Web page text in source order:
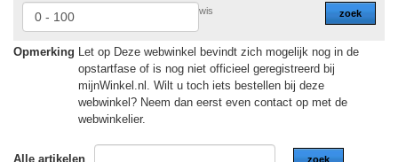
▼
zoek
wis
Opmerking Let op Deze webwinkel bevindt zich mogelijk nog in de
opstartfase of is nog niet officieel geregistreerd bij
mijnWinkel.nl. Wilt u toch iets bestellen bij deze
webwinkel? Neem dan eerst even contact op met de
webwinkelier.
Alle artikelen zoek